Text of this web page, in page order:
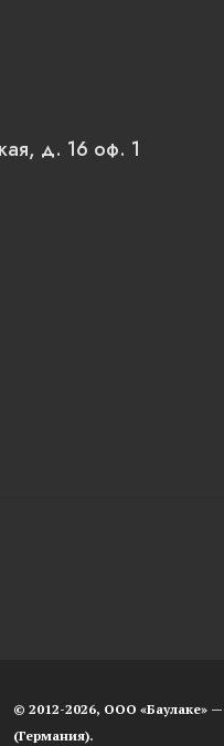
д. 16 оф. 1
© 2012-2026, OOO «Баулаке»
(Германия).